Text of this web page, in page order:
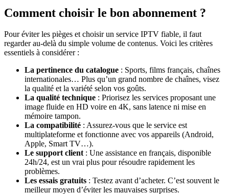
Comment choisir le bon abonnement ?
Pour éviter les pièges et choisir un service IPTV fiable, il faut
regarder au-delà du simple volume de contenus. Voici les critères
essentiels à considérer :
La pertinence du catalogue : Sports, films français, chaînes
internationales… Plus qu’un grand nombre de chaînes, visez
la qualité et la variété selon vos goûts.
La qualité technique : Priorisez les services proposant une
image fluide en HD voire en 4K, sans latence ni mise en
mémoire tampon.
La compatibilité : Assurez-vous que le service est
multiplateforme et fonctionne avec vos appareils (Android,
Apple, Smart TV…).
Le support client: Une assistance en français, disponible
24h/24, est un vrai plus pour résoudre rapidement les
problèmes.
Les essais gratuits : Testez avant d’acheter. C’est souvent le
meilleur moyen d’éviter les mauvaises surprises.